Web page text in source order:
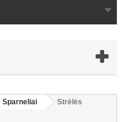
Sparneliai
Strėlės